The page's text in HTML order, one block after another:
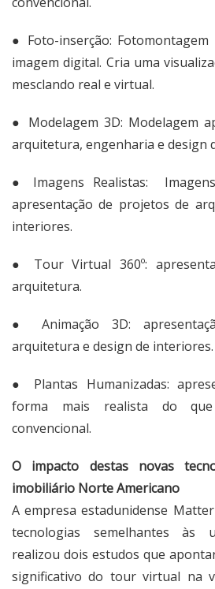
● Foto-inserção:
imagem digital. Cria uma
mesclando real e virtual.
● Modelagem 3D: Modelagem
arquitetura, engenharia e design
● Imagens Realistas:
apresentação de projetos de
interiores.
● Tour Virtual 360º:
arquitetura.
● Animação 3D:
arquitetura e design de interiores.
● Plantas Humanizadas:
forma mais realista do
convencional.
O impacto destas novas
imobiliário Norte Americano
A empresa estadunidense
tecnologias semelhantes às
realizou dois estudos que
significativo do tour virtual na